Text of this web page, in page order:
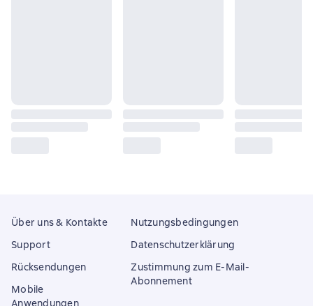
Über uns & Kontakte
Support
Rücksendungen
Mobile
Anwendungen
Nutzungsbedingungen
Datenschutzerklärung
Zustimmung zum E-Mail-
Abonnement